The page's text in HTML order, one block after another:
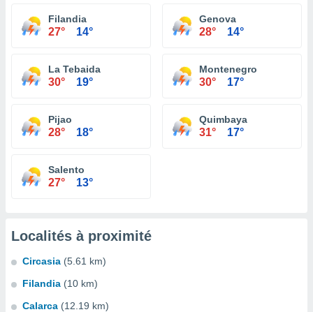
Filandia
27° 14°
Genova
28° 14°
La Tebaida
30° 19°
Montenegro
30° 17°
Pijao
28° 18°
Quimbaya
31° 17°
Salento
27° 13°
Localités à proximité
Circasia (5.61 km)
Filandia (10 km)
Calarca (12.19 km)